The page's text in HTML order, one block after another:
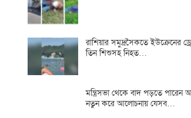
রাশিয়ার সমুদ্রসৈকতে ইউক্রেনের
তিন শিশুসহ নিহত…
মন্ত্রিসভা থেকে বাদ পড়তে পারেন
নতুন করে আলোচনায় যেসব…